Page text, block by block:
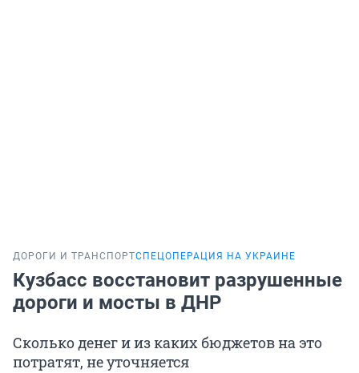
ДОРОГИ И ТРАНСПОРТСПЕЦОПЕРАЦИЯ НА УКРАИНЕ
Кузбасс восстановит разрушенные
дороги и мосты в ДНР
Сколько денег и из каких бюджетов на это
потратят, не уточняется